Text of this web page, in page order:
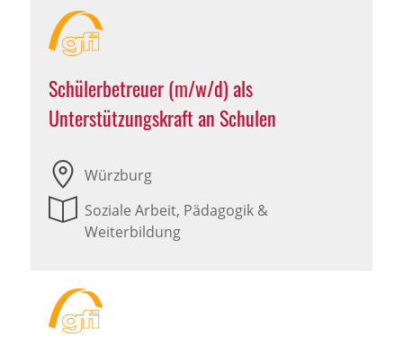
Schülerbetreuer (m/w/d) als
Unterstützungskraft an Schulen
Würzburg
Soziale Arbeit, Pädagogik &
Weiterbildung